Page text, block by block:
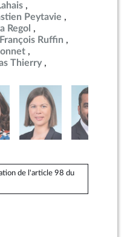
Peytavie
Regol
Ruffin
Thierry
de l'article 98 du